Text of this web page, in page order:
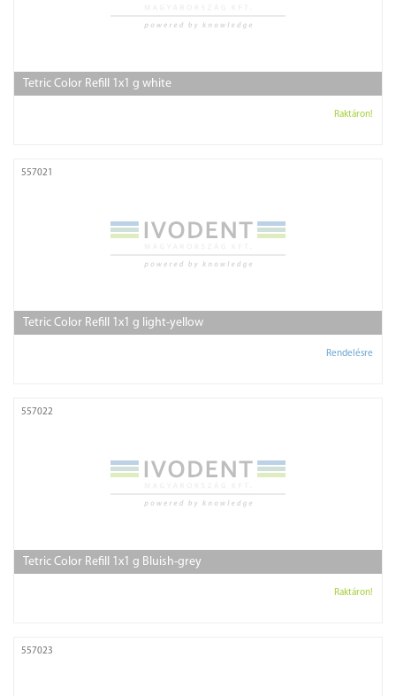
Tetric Color Refill 1x1 g white
Raktáron!
557021
Tetric Color Refill 1x1 g light-yellow
Rendelésre
557022
Tetric Color Refill 1x1 g Bluish-grey
Raktáron!
557023